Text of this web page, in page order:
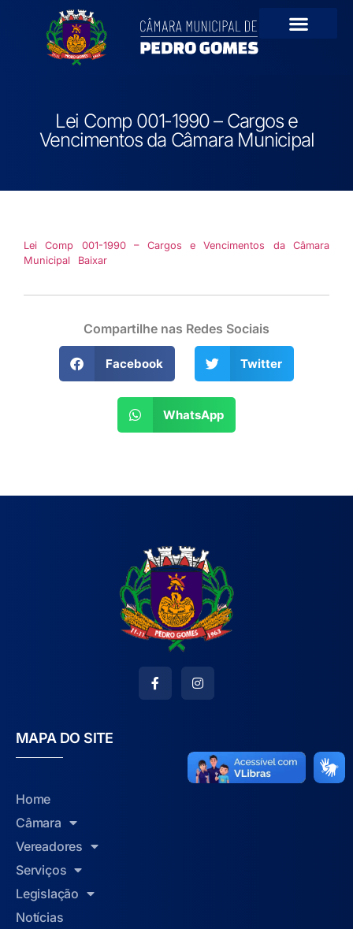
Lei Comp 001-1990 – Cargos e
Vencimentos da Câmara Municipal
Lei Comp 001-1990 – Cargos e Vencimentos da Câmara
Municipal
Baixar
Compartilhe nas Redes Sociais
Facebook Twitter
WhatsApp
MAPA DO SITE
Home
Câmara
Vereadores
Serviços
Legislação
Notícias